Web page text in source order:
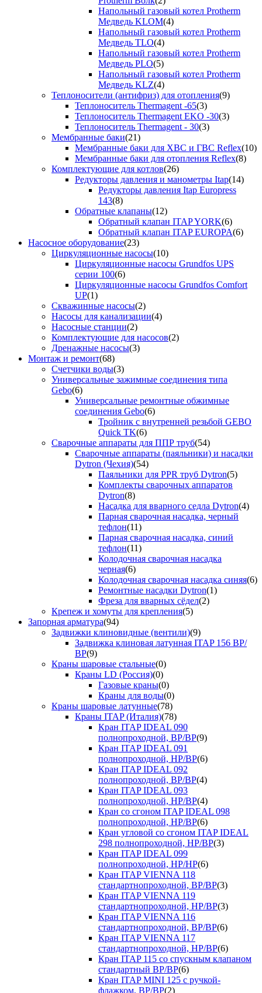
Напольный газовый котел Protherm
Медведь KLOM(4)
Напольный газовый котел Protherm
Медведь TLO(4)
Напольный газовый котел Protherm
Медведь PLO(5)
Напольный газовый котел Protherm
Медведь KLZ(4)
Теплоносители (антифриз) для отопления(9)
Теплоноситель Thermagent -65(3)
Теплоноситель Thermagent EKO -30(3)
Теплоноситель Thermagent - 30(3)
Мембранные баки(21)
Мембранные баки для ХВС и ГВС Reflex(10)
Мембранные баки для отопления Reflex(8)
Комплектующие для котлов(26)
Редукторы давления и манометры Itap(14)
Редукторы давления Itap Europress
143(8)
Обратные клапаны(12)
Обратный клапан ITAP YORK(6)
Обратный клапан ITAP EUROPA(6)
Насосное оборудование(23)
Циркуляционные насосы(10)
Циркуляционные насосы Grundfos UPS
серии 100(6)
Циркуляционные насосы Grundfos Comfort
UP(1)
Скважинные насосы(2)
Насосы для канализации(4)
Насосные станции(2)
Комплектующие для насосов(2)
Дренажные насосы(3)
Монтаж и ремонт(68)
Счетчики воды(3)
Универсальные зажимные соединения типа
Gebo(6)
Универсальные ремонтные обжимные
соединения Gebo(6)
Тройник с внутренней резьбой GEBO
Quick TK(6)
Сварочные аппараты для ППР труб(54)
Сварочные аппараты (паяльники) и насадки
Dytron (Чехия)(54)
Паяльники для PPR труб Dytron(5)
Комплекты сварочных аппаратов
Dytron(8)
Насадка для вварного седла Dytron(4)
Парная сварочная насадка, черный
тефлон(11)
Парная сварочная насадка, синий
тефлон(11)
Колодочная сварочная насадка
черная(6)
Колодочная сварочная насадка синяя(6)
Ремонтные насадки Dytron(1)
Фреза для вварных сёдел(2)
Крепеж и хомуты для крепления(5)
Запорная арматура(94)
Задвижки клиновидные (вентили)(9)
Задвижка клиновая латунная ITAP 156 ВР/
ВР(9)
Краны шаровые стальные(0)
Краны LD (Россия)(0)
Газовые краны(0)
Краны для воды(0)
Краны шаровые латунные(78)
Краны ITAP (Италия)(78)
Кран ITAP IDEAL 090
полнопроходной, ВР/ВР(9)
Кран ITAP IDEAL 091
полнопроходной, НР/ВР(6)
Кран ITAP IDEAL 092
полнопроходной, ВР/ВР(4)
Кран ITAP IDEAL 093
полнопроходной, НР/ВР(4)
Кран со сгоном ITAP IDEAL 098
полнопроходной, НР/ВР(6)
Кран угловой со сгоном ITAP IDEAL
298 полнопроходной, НР/ВР(3)
Кран ITAP IDEAL 099
полнопроходной, НР/НР(6)
Кран ITAP VIENNA 118
стандартнопроходной, ВР/ВР(3)
Кран ITAP VIENNA 119
стандартнопроходной, НР/ВР(3)
Кран ITAP VIENNA 116
стандартнопроходной, ВР/ВР(6)
Кран ITAP VIENNA 117
стандартнопроходной, НР/ВР(6)
Кран ITAP 115 со спускным клапаном
стандартный ВР/ВР(6)
Кран ITAP MINI 125 с ручкой-
флажком, ВР/ВР(2)